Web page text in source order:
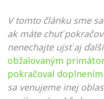
V tomto článku sme
ak máte chuť
nenechajte ujsť aj
obžalovaným
pokračoval
sa venujeme inej